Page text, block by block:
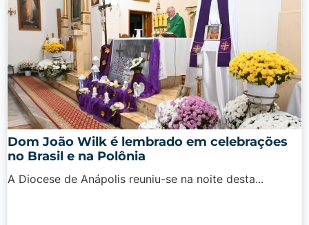
Dom João Wilk é lembrado em celebrações
no Brasil e na Polônia
A Diocese de Anápolis reuniu-se na noite desta...